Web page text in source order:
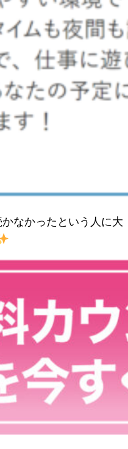
なかったという人に大